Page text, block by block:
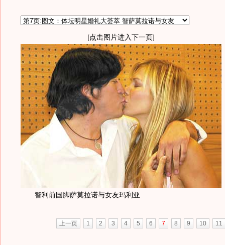
[点击图片进入下一页]
智利前国脚萨莫拉诺与女友玛利亚
上一页 1 2 3 4 5 6 7 8 9 10 11